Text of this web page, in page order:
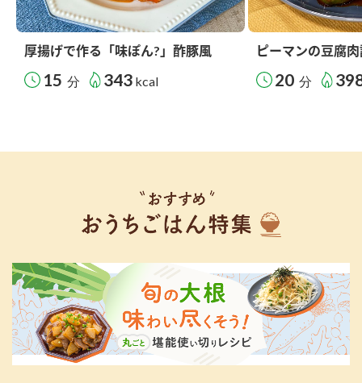
厚揚げで作る「味ぽん?」酢豚風
15 分 343 kcal
ピーマンの豆腐
20 分